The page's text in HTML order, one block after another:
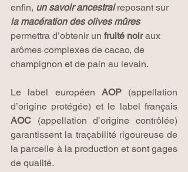
enfin, un savoir ancestral reposant sur
la macération des olives mûres
permettra d’obtenir un fruité noir aux
arômes complexes de cacao, de
champignon et de pain au levain.
Le label européen AOP (appellation
AOC (appellation d’origine contrôlée)
garantissent la traçabilité rigoureuse de
la parcelle à la production et sont gages
de qualité.